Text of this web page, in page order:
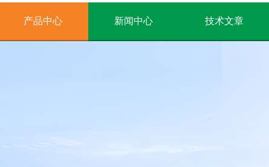
产品中心 新闻中心 技术文章